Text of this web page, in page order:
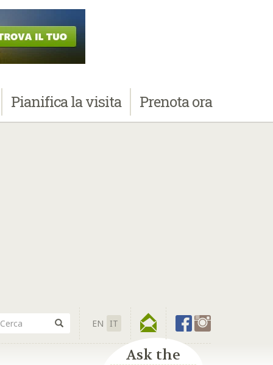
Pianificala visita Prenotaora
EN IT
Ask the